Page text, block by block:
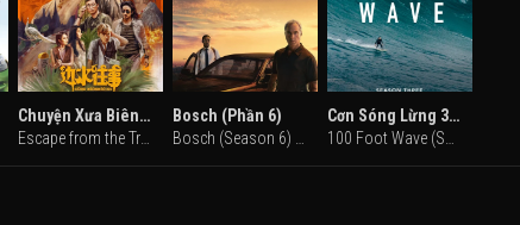
Chuyện Xưa Biên Thủy
Bosch (Phần 6)
Cơn Sóng Lừng 30 Mét (Phần 3)